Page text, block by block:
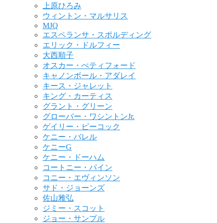
上原ひろみ
ウィントン・マルサリス
MJQ
エスペランサ・スポルディング
エリック・ドルフィー
大西順子
オスカー・ぺティフォード
キャノンボール・アダレイ
キース・ジャレット
キング・カーティス
グラント・グリーン
グローバー・ワシントンJr.
ゲイリー・ピーコック
ケニー・バレル
ケニーG
ケニー・ドーハム
コートニー・パイン
コニー・エヴィンソン
サド・ジョーンズ
佐山雅弘
ジミー・スコット
ジョー・サンプル